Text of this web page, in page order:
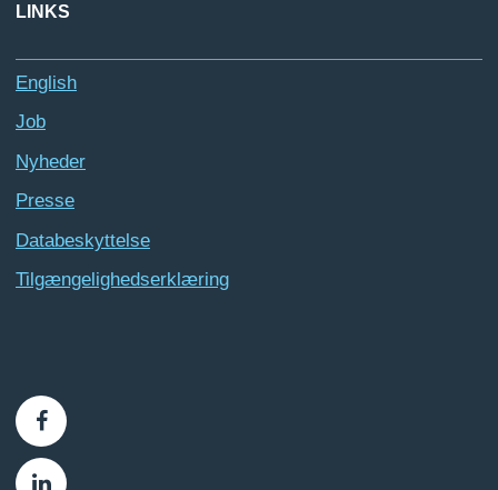
LINKS
English
Job
Nyheder
Presse
Databeskyttelse
Tilgængelighedserklæring